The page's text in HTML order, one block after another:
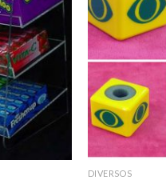
Adicionar
a lista de
desejos
DIVERSOS